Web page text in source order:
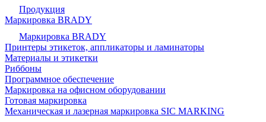
Продукция
Маркировка BRADY
Маркировка BRADY
Принтеры этикеток, аппликаторы и ламинаторы
Материалы и этикетки
Риббоны
Программное обеспечение
Маркировка на офисном оборудовании
Готовая маркировка
Механическая и лазерная маркировка SIC MARKING